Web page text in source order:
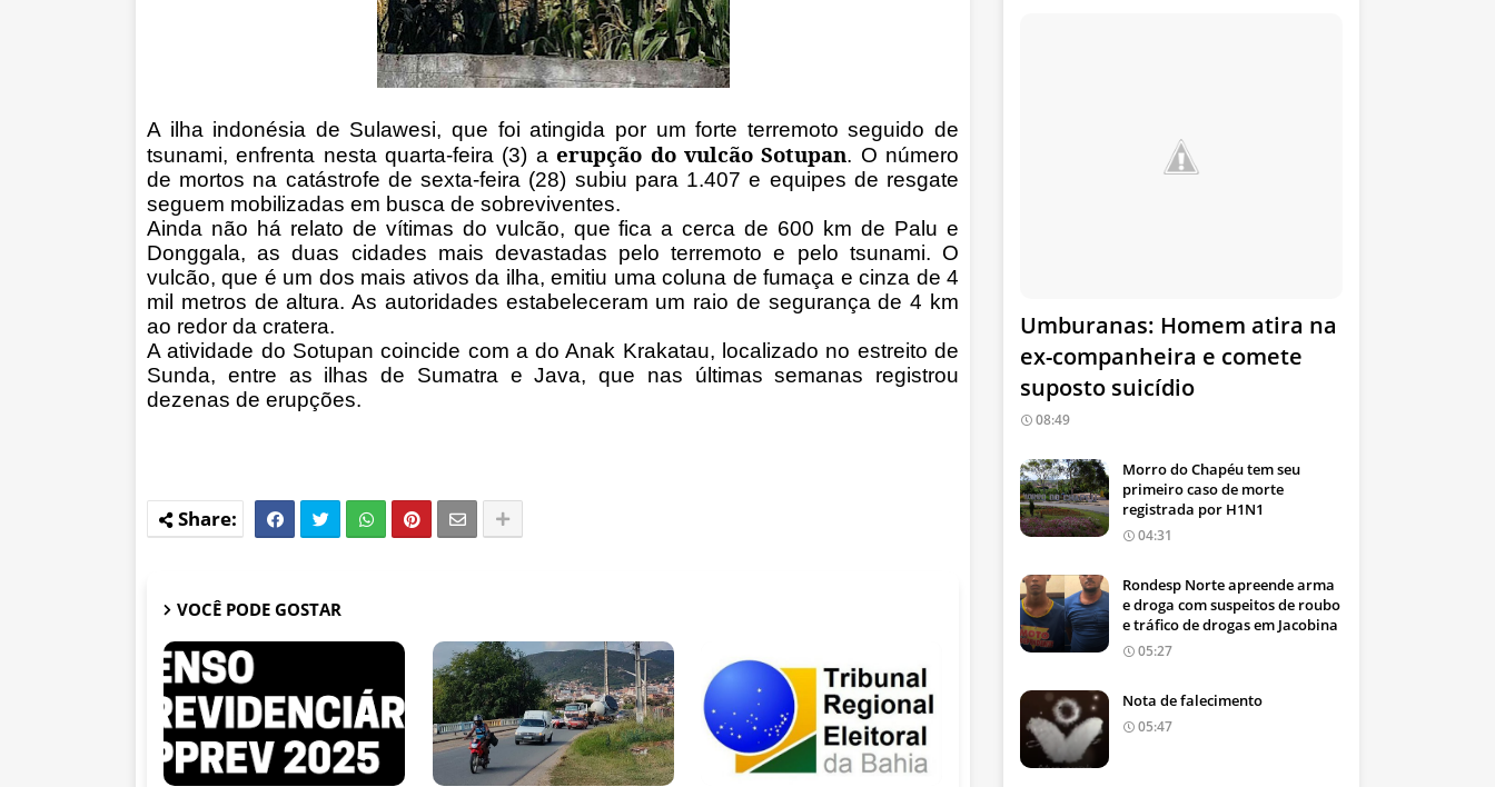
A ilha indonésia de Sulawesi, que foi atingida por um forte terremoto seguido de
tsunami, enfrenta nesta quarta-feira (3) aerupção do vulcão Sotupan. O número
de mortos na catástrofe de sexta-feira (28) subiu para 1.407 e equipes de resgate
seguem mobilizadas em busca de sobreviventes.
Ainda não há relato de vítimas do vulcão, que fica a cerca de 600 km de Palu e
Donggala, as duas cidades mais devastadas pelo terremoto e pelo tsunami. O
vulcão, que é um dos mais ativos da ilha, emitiu uma coluna de fumaça e cinza de 4
mil metros de altura. As autoridades estabeleceram um raio de segurança de 4 km
ao redor da cratera.
A atividade do Sotupan coincide com a do Anak Krakatau, localizado no estreito de
Sunda, entre as ilhas de Sumatra e Java, que nas últimas semanas registrou
dezenas de erupções.
VOCÊ PODE GOSTAR
Umburanas: Homem atira na
ex-companheira e comete
suposto suicídio
08:49
Morro do Chapéu tem seu
primeiro caso de morte
registrada por H1N1
04:31
Rondesp Norte apreende arma
e droga com suspeitos de roubo
e tráfico de drogas em Jacobina
05:27
Nota de falecimento
05:47